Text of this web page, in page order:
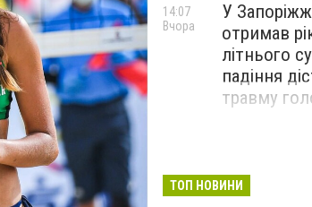
У
отримав
літнього
падіння
травму
14:07
Вчора
ТОП НОВИНИ